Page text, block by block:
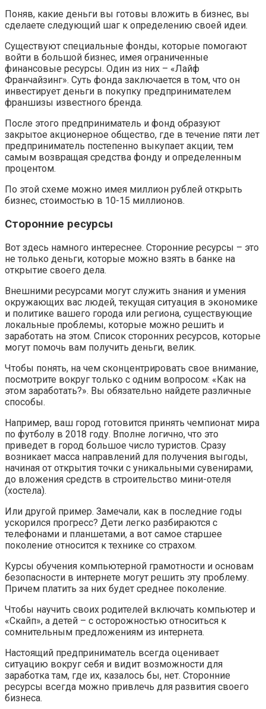
Поняв, какие деньги вы готовы вложить в бизнес, вы
сделаете следующий шаг к определению своей идеи.
Существуют специальные фонды, которые помогают
войти в большой бизнес, имея ограниченные
финансовые ресурсы. Один из них – «Лайф
Франчайзинг». Суть фонда заключается в том, что он
инвестирует деньги в покупку предпринимателем
франшизы известного бренда.
После этого предприниматель и фонд образуют
закрытое акционерное общество, где в течение пяти лет
предприниматель постепенно выкупает акции, тем
самым возвращая средства фонду и определенным
процентом.
По этой схеме можно имея миллион рублей открыть
бизнес, стоимостью в 10-15 миллионов.
Сторонние ресурсы
Вот здесь намного интереснее. Сторонние ресурсы – это
не только деньги, которые можно взять в банке на
открытие своего дела.
Внешними ресурсами могут служить знания и умения
окружающих вас людей, текущая ситуация в экономике
и политике вашего города или региона, существующие
локальные проблемы, которые можно решить и
заработать на этом. Список сторонних ресурсов, которые
могут помочь вам получить деньги, велик.
Чтобы понять, на чем сконцентрировать свое внимание,
посмотрите вокруг только с одним вопросом: «Как на
этом заработать?». Вы обязательно найдете различные
способы.
Например, ваш город готовится принять чемпионат мира
по футболу в 2018 году. Вполне логично, что это
приведет в город большое число туристов. Сразу
возникает масса направлений для получения выгоды,
начиная от открытия точки с уникальными сувенирами,
до вложения средств в строительство мини-отеля
(хостела).
Или другой пример. Замечали, как в последние годы
ускорился прогресс? Дети легко разбираются с
телефонами и планшетами, а вот самое старшее
поколение относится к технике со страхом.
Курсы обучения компьютерной грамотности и основам
безопасности в интернете могут решить эту проблему.
Причем платить за них будет среднее поколение.
Чтобы научить своих родителей включать компьютер и
«Скайп», а детей – с осторожностью относиться к
сомнительным предложениям из интернета.
Настоящий предприниматель всегда оценивает
ситуацию вокруг себя и видит возможности для
заработка там, где их, казалось бы, нет. Сторонние
ресурсы всегда можно привлечь для развития своего
бизнеса.